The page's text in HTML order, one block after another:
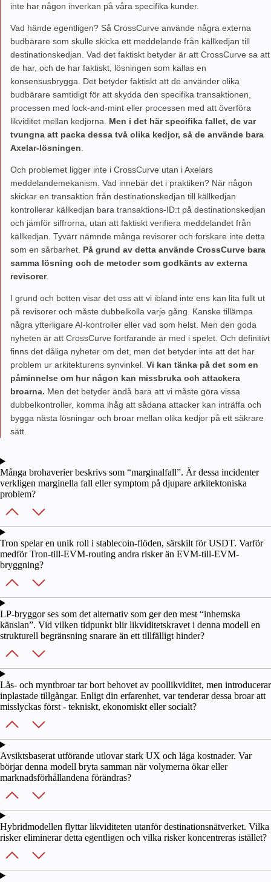
inte har någon inverkan på våra specifika kunder.
Vad hände egentligen? Så CrossCurve använde några externa
budbärare som skulle skicka ett meddelande från källkedjan till
destinationskedjan. Vad det faktiskt betyder är att CrossCurve sa att
de har, och de har faktiskt, lösningen som kallas en
konsensusbrygga. Det betyder faktiskt att de använder olika
budbärare samtidigt för att skydda den specifika transaktionen,
processen med lock-and-mint eller processen med att överföra
likviditet mellan kedjorna. Men i det här specifika fallet, de var
tvungna att packa dessa två olika kedjor, så de använde bara
Axelar-lösningen
Och problemet ligger inte i CrossCurve utan i Axelars
meddelandemekanism. Vad innebär det i praktiken? När någon
skickar en transaktion från destinationskedjan till källkedjan
kontrollerar källkedjan bara transaktions-ID:t på destinationskedjan
och jämför siffrorna, utan att faktiskt verifiera meddelandet från
källkedjan. Tyvärr nämnde många revisorer och forskare inte detta
som en sårbarhet. På grund av detta använde CrossCurve bara
samma lösning och de metoder som godkänts av externa
revisorer.
I grund och botten visar det oss att vi ibland inte ens kan lita fullt ut
på revisorer och måste dubbelkolla varje gång. Kanske tillämpa
några ytterligare AI-kontroller eller vad som helst. Men den goda
nyheten är att CrossCurve fortfarande är med i spelet. Och definitivt
finns det dåliga nyheter om det, men det betyder inte att det har
problem ur arkitekturens synvinkel. Vi kan tänka på det som en
påminnelse om hur någon kan missbruka och attackera
broarna. Men det betyder ändå bara att vi måste göra vissa
dubbelkontroller, komma ihåg att sådana attacker kan inträffa och
bygga nästa lösningar och broar mellan olika kedjor på ett säkrare
sätt.
Många brohaverier beskrivs som “marginalfall”. Är dessa incidenter
verkligen marginella fall eller symptom på djupare arkitektoniska
problem?
Tron spelar en unik roll i stablecoin-flöden, särskilt för USDT. Varför
medför Tron-till-EVM-routing andra risker än EVM-till-EVM-
bryggning?
LP-bryggor ses som det alternativ som ger den mest “inhemska
känslan”. Vid vilken tidpunkt blir likviditetskravet i denna modell en
strukturell begränsning snarare än ett tillfälligt hinder?
Lås- och myntbroar tar bort behovet av poollikviditet, men introducerar
inplastade tillgångar. Enligt din erfarenhet, var tenderar dessa broar att
misslyckas först - tekniskt, ekonomiskt eller socialt?
Avsiktsbaserat utförande utlovar stark UX och låga kostnader. Var
börjar denna modell bryta samman när volymerna ökar eller
marknadsförhållandena förändras?
Hybridmodellen flyttar likviditeten utanför destinationsnätverket. Vilka
risker eliminerar detta egentligen och vilka risker koncentreras istället?